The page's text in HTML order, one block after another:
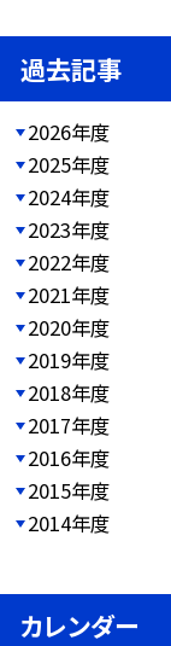
過去記事
2026年度
2025年度
2024年度
2023年度
2022年度
2021年度
2020年度
2019年度
2018年度
2017年度
2016年度
2015年度
2014年度
カレンダー